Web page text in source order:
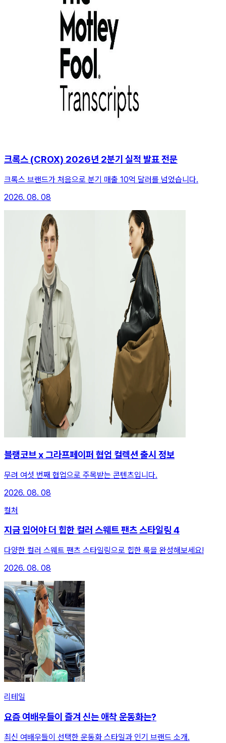
크록스 (CROX) 2026년 2분기 실적 발표 전문
크록스 브랜드가 처음으로 분기 매출 10억 달러를 넘었습니다.
2026. 08. 08
블랭코브 x 그라프페이퍼 협업 컬렉션 출시 정보
무려 여섯 번째 협업으로 주목받는 콘텐츠입니다.
2026. 08. 08
컬처
지금 입어야 더 힙한 컬러 스웨트 팬츠 스타일링 4
다양한 컬러 스웨트 팬츠 스타일링으로 힙한 룩을 완성해보세요!
2026. 08. 08
리테일
요즘 여배우들이 즐겨 신는 애착 운동화는?
최신 여배우들이 선택한 운동화 스타일과 인기 브랜드 소개.